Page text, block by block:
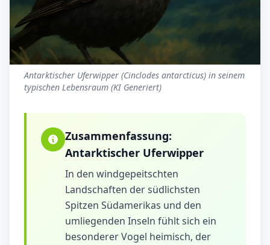
Antarktischer Uferwipper (Cinclodes antarcticus) in seinem
typischen Lebensraum (KI Generiert)
Zusammenfassung:
Antarktischer Uferwipper
In den windgepeitschten
Landschaften der südlichsten
Spitzen Südamerikas und den
umliegenden Inseln fühlt sich ein
besonderer Vogel heimisch, der